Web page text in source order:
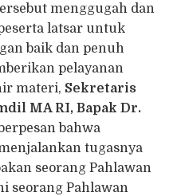
menggugah dan
latsar untuk
baik dan penuh
pelayanan
materi, Sekretaris
MA RI, Bapak Dr.
bahwa
tugasnya
seorang Pahlawan
seorang Pahlawan